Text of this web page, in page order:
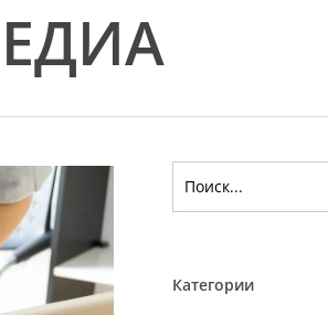
Категории